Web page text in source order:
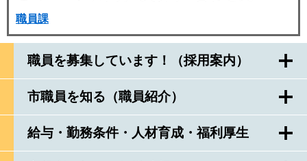
職員を募集しています！（採用案内）
市職員を知る（職員紹介）
給与・勤務条件・人材育成・福利厚生
職員課